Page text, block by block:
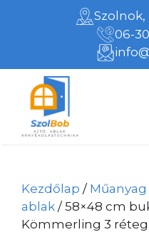
06-
Kezdőlap /
ablak / 58×48 cm
Kömmerling 3